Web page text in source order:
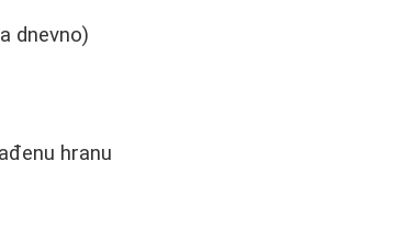
dnevno)
hranu